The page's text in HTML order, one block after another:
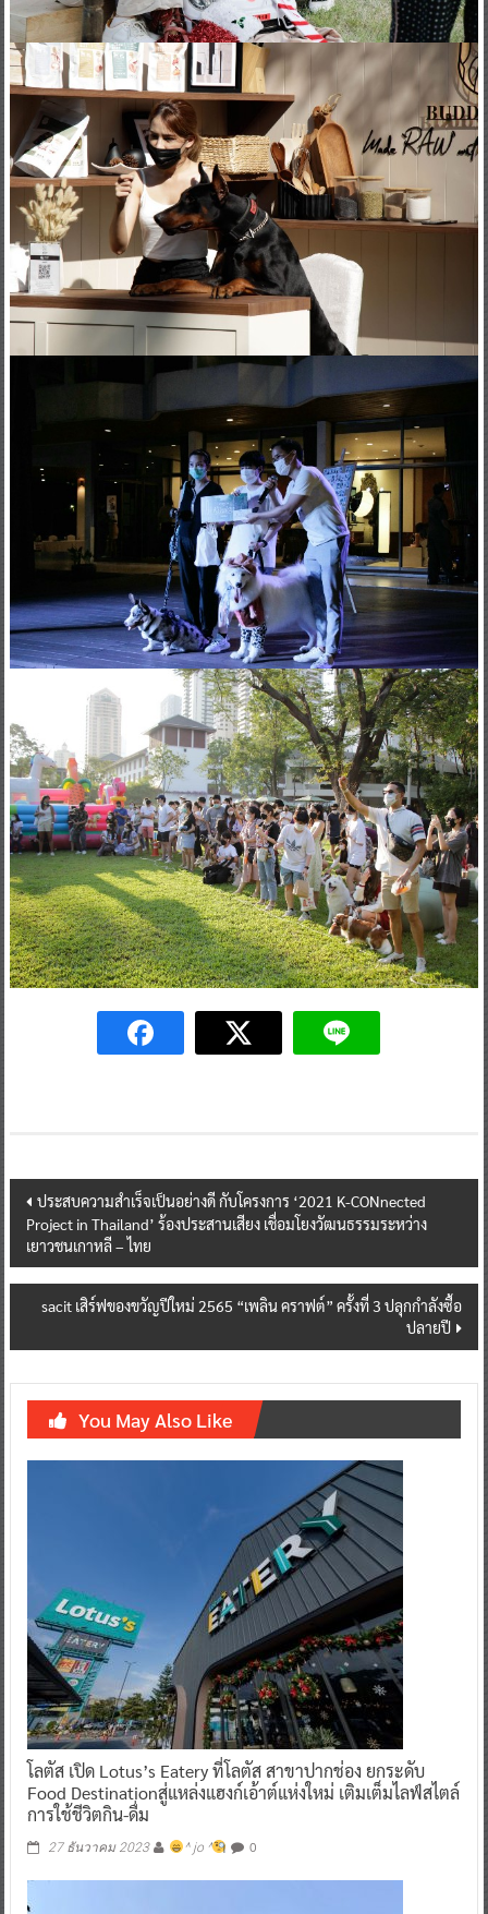
Post
navigation
ประสบความสำเร็จเป็นอย่างดี กับโครงการ ‘2021 K-CONnected
Project in Thailand’ ร้องประสานเสียง เชื่อมโยงวัฒนธรรมระหว่าง
เยาวชนเกาหลี – ไทย
sacit เสิร์ฟของขวัญปีใหม่ 2565 “เพลิน คราฟต์” ครั้งที่ 3 ปลุกกำลังซื้อ
ปลายปี
You May Also Like
โลตัส เปิด Lotus’s Eatery ที่โลตัส สาขาปากช่อง ยกระดับ
Food Destinationสู่แหล่งแฮงก์เอ้าต์แห่งใหม่ เติมเต็มไลฟ์สไตล์
การใช้ชีวิตกิน-ดื่ม
27 ธันวาคม 2023 ^ jo ^ 0